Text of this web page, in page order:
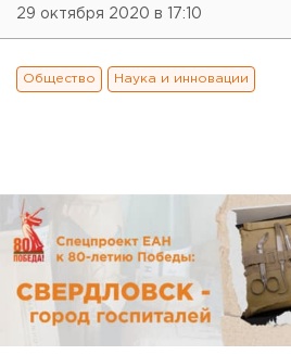
29 октября 2020 в 17:10
Общество Наука и инновации